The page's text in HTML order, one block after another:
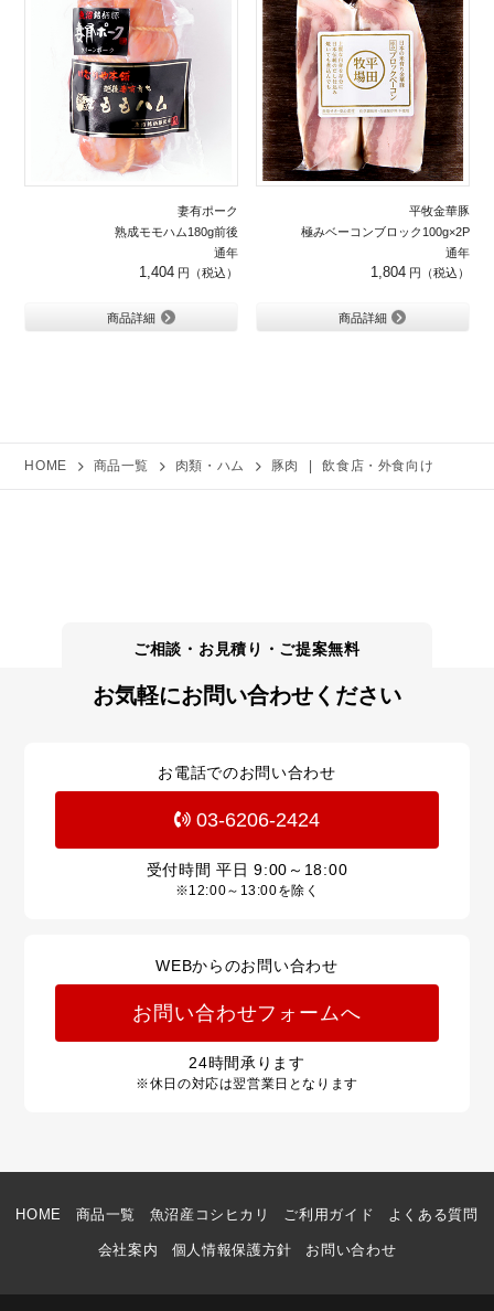
妻有ポーク
熟成モモハム180g前後
通年
1,404
商品詳細
平牧金華豚
極みベーコンブロック100g×2P
通年
1,804
商品詳細
HOME 商品一覧 肉類・ハム 豚肉 飲食店・外食向け
お気軽にお問い合わせください
お電話でのお問い合わせ
03-6206-2424
受付時間 平日9:00～18:00
※12:00～13:00を除く
WEBからのお問い合わせ
お問い合わせフォームへ
24時間承ります
※休日の対応は翌営業日となります
HOME 商品一覧 魚沼産コシヒカリ ご利用ガイド よくある質問
会社案内 個人情報保護方針 お問い合わせ